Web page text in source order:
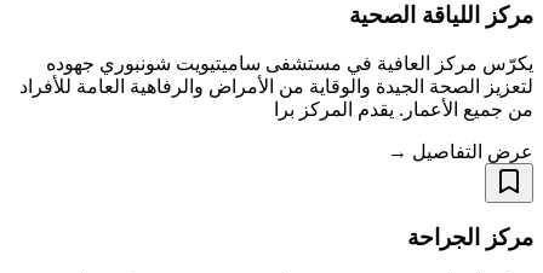
مركز اللياقة الصحية
يكرّس مركز العافية في مستشفى ساميتيويت شونبوري جهوده
لتعزيز الصحة الجيدة والوقاية من الأمراض والرفاهية العامة للأفراد
من جميع الأعمار. يقدم المركز برا
عرض التفاصيل →
مركز الجراحة